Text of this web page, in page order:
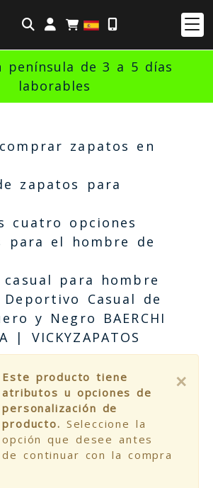
Identifícate
península de 3 a 5 días
laborables
zapatos en
zapatos para
cuatro opciones
para el hombre de
casual para hombre
Casual de
y Negro BAERCHI
| VICKYZAPATOS
×
Este producto tiene
atributos u opciones de
personalización de
producto. Seleccione la
opción que desee antes
de continuar con la compra